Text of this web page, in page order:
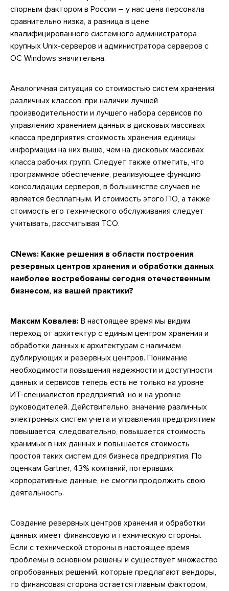
спорным фактором в России – у нас цена персонала
сравнительно низка, а разница в цене
квалифицированного системного администратора
крупных Unix-серверов и администратора серверов с
ОС Windows значительна.
Аналогичная ситуация со стоимостью систем хранения
различных классов: при наличии лучшей
производительности и лучшего набора сервисов по
управлению хранением данных в дисковых массивах
класса предприятия стоимость хранения единицы
информации на них выше, чем на дисковых массивах
класса рабочих групп. Следует также отметить, что
программное обеспечение, реализующее функцию
консолидации серверов, в большинстве случаев не
является бесплатным. И стоимость этого ПО, а также
стоимость его технического обслуживания следует
учитывать, рассчитывая TCO.
CNews: Какие решения в области построения
резервных центров хранения и обработки данных
наиболее востребованы сегодня отечественным
бизнесом, из вашей практики?
Максим Ковалев: В настоящее время мы видим
переход от архитектур с единым центром хранения и
обработки данных к архитектурам с наличием
дублирующих и резервных центров. Понимание
необходимости повышения надежности и доступности
данных и сервисов теперь есть не только на уровне
ИТ-специалистов предприятий, но и на уровне
руководителей. Действительно, значение различных
электронных систем учета и управления предприятием
повышается, следовательно, повышается стоимость
хранимых в них данных и повышается стоимость
простоя таких систем для бизнеса предприятия. По
оценкам Gartner, 43% компаний, потерявших
корпоративные данные, не смогли продолжить свою
деятельность.
Создание резервных центров хранения и обработки
данных имеет финансовую и техническую стороны.
Если с технической стороны в настоящее время
проблемы в основном решены и существует множество
опробованных решений, которые предлагают вендоры,
то финансовая сторона остается главным фактором,